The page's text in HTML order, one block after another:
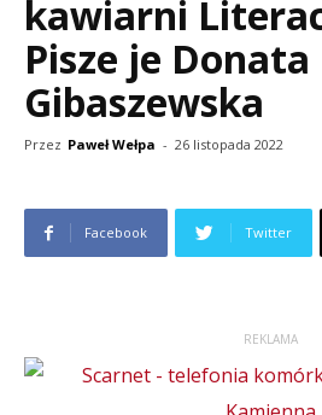
kawiarni
Pisze je Donata
Gibaszewska
Przez Paweł Wełpa - 26 listopada 2022
Facebook Twitter
REKLAMA